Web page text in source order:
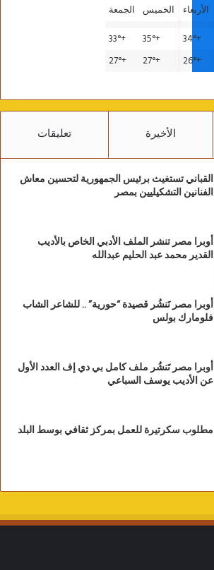
الأربعاء الخميس الجمعة
+
34°
+
35°
+
33°
+
26°
+
27°
+
27°
الأخيرة تعليقات
القباني تستغيث برئيس الجمهورية لتحسين معاش
الفنانين التشكيليين بمصر
أوبرا مصر تنشر الملف الأدبي الخاص بالأديب
القدير محمد عبد الحليم عبدالله
أوبرا مصر تَنشُر قصيدة “حورية” .. للشاعر الشاب
فلومارك بولس
أوبرا مصر تَنشُر ملف كامل بي دي إف العدد الأول
عن الأديب يوسف السباعي
مطلوب سكرتيرة للعمل بمركز ثقافي بوسط البلد